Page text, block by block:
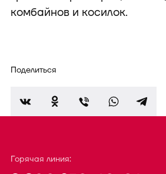
комбайнов и косилок.
Поделиться
Горячая линия: